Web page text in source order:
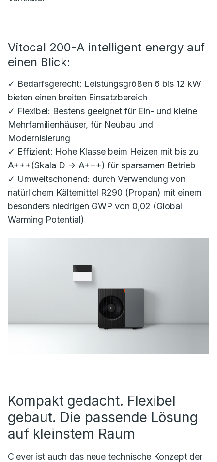
Vitocal 200-A intelligent energy auf
einen Blick:
✓ Bedarfsgerecht: Leistungsgrößen 6 bis 12 kW
bieten einen breiten Einsatzbereich
✓ Flexibel: Bestens geeignet für Ein- und kleine
Mehrfamilienhäuser, für Neubau und
Modernisierung
✓ Effizient: Hohe Klasse beim Heizen mit bis zu
A+++(Skala D -> A+++) für sparsamen Betrieb
✓ Umweltschonend: durch Verwendung von
natürlichem Kältemittel R290 (Propan) mit einem
besonders niedrigen GWP von 0,02 (Global
Warming Potential)
Kompakt gedacht. Flexibel
gebaut. Die passende Lösung
auf kleinstem Raum
Clever ist auch das neue technische Konzept der